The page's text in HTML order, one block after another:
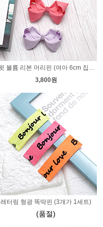
스윗 볼륨 리본 머리핀 (여아 6cm 집게핀)
3,800원
레터링 형광 똑딱핀 (3개가 1세트)
(품절)